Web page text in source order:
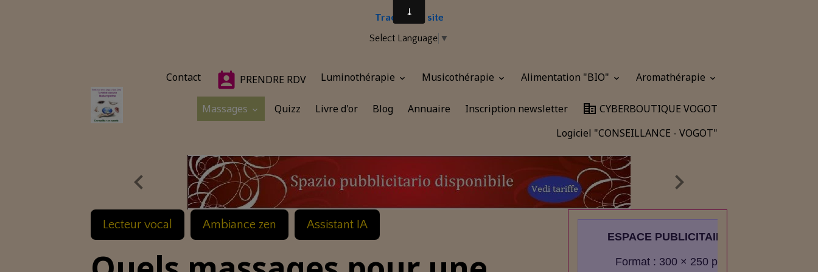
Traduire le site
Select Language ▼
Contact PRENDRE RDV Luminothérapie Musicothérapie Alimentation "BIO" Aromathérapie
Massages Quizz Livre d'or Blog Annuaire Inscription newsletter
CYBERBOUTIQUE VOGOT
Logiciel "CONSEILLANCE - VOGOT"
Lecteur vocal Ambiance zen Assistant IA
ESPACE PUBLICITAIRE
Format : 300 × 250 px